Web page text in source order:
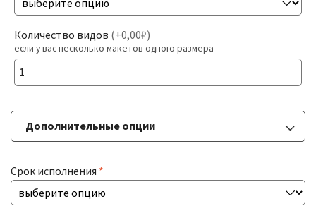
БОЛЬШИЕ ТИРАЖИ
РАСХОДНИКИ
ДОСТАВКА
КОНТАКТЫ
Количество видов (+0,00₽)
если у вас несколько макетов одного размера
Дополнительные опции
Срок исполнения *